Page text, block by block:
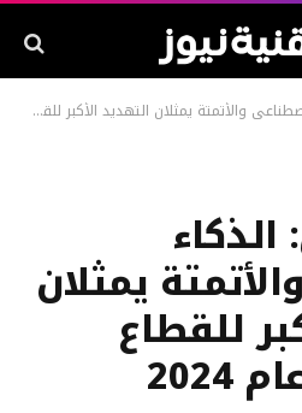
يمثلان التهديد الأكبر للقطاع المالي في عام 2024
يمثلان
للقطاع